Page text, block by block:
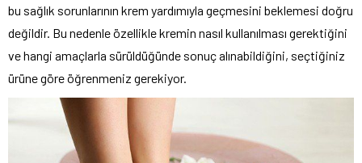
bu sağlık sorunlarının krem yardımıyla geçmesini beklemesi doğru
değildir. Bu nedenle özellikle kremin nasıl kullanılması gerektiğini
ve hangi amaçlarla sürüldüğünde sonuç alınabildiğini, seçtiğiniz
ürüne göre öğrenmeniz gerekiyor.